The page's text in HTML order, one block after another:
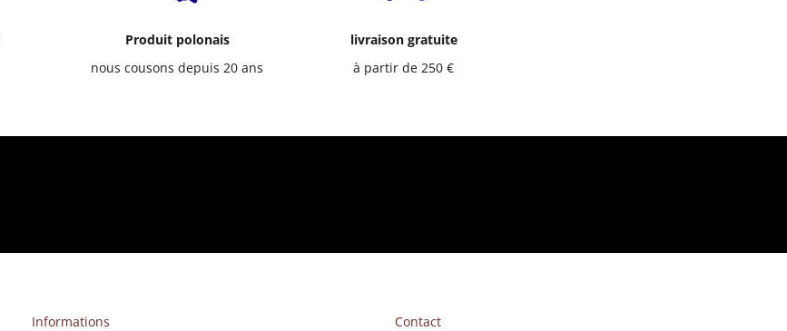
Produit polonais
nous cousons depuis 20 ans
livraison gratuite
à partir de 250 €
Informations Contact